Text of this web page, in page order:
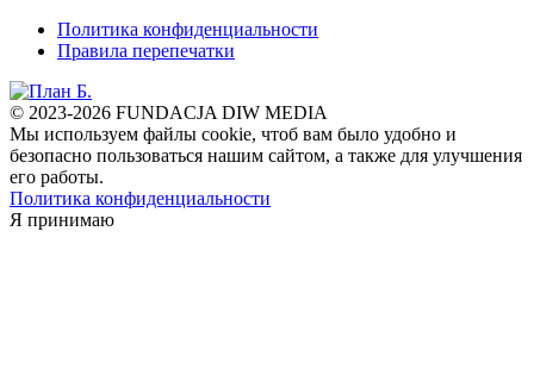
Политика конфиденциальности
Правила перепечатки
© 2023-2026 FUNDACJA DIW MEDIA
Мы используем файлы cookie, чтоб вам было удобно и
безопасно пользоваться нашим сайтом, а также для улучшения
его работы.
Политика конфиденциальности
Я принимаю